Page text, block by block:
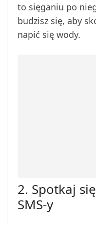
to sięganiu po
budzisz się, aby
napić się wody.
2. Spotkaj
SMS-y